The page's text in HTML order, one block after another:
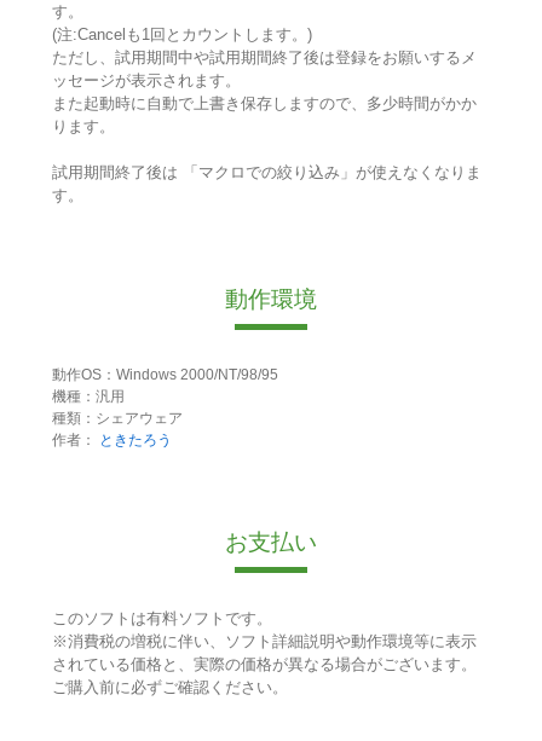
す。
(注:Cancelも1回とカウントします。)
ただし、試用期間中や試用期間終了後は登録をお願いするメ
ッセージが表示されます。
また起動時に自動で上書き保存しますので、多少時間がかか
ります。
試用期間終了後は 「マクロでの絞り込み」が使えなくなりま
す。
動作環境
動作OS：Windows 2000/NT/98/95
機種：汎用
種類：シェアウェア
作者：
ときたろう
お支払い
このソフトは有料ソフトです。
※消費税の増税に伴い、ソフト詳細説明や動作環境等に表示
されている価格と、実際の価格が異なる場合がございます。
ご購入前に必ずご確認ください。